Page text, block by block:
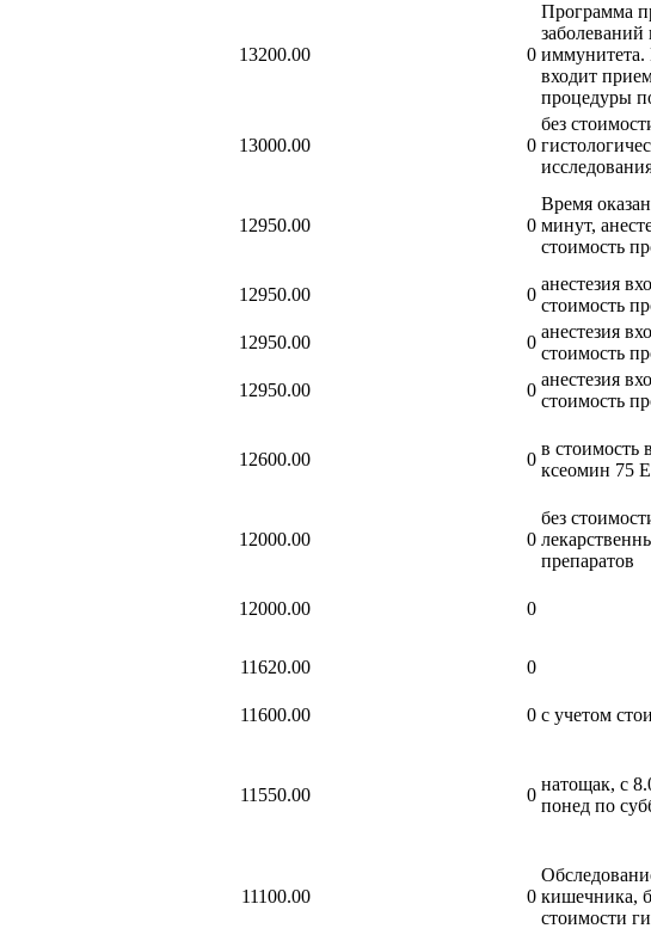
13200.00 0
Программа
иммунитета.
входит
процедуры
13000.00 0
без
12950.00 0
Время
минут,
стоимость
12950.00 0
анестезия
стоимость
12950.00 0
анестезия
стоимость
12950.00 0
анестезия
стоимость
12600.00 0
в стоимость
ксеомин 75
12000.00 0
без
препаратов
12000.00 0
11620.00 0
11600.00 0 с учетом
11550.00 0
натощак, с
понед по
11100.00 0 кишечника,
стоимости